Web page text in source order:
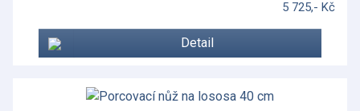
5 725,- Kč
Detail